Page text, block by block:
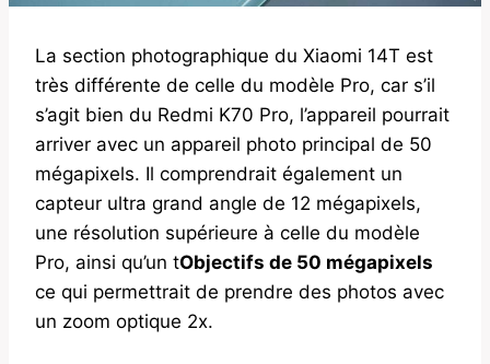
La section photographique du Xiaomi 14T est
très différente de celle du modèle Pro, car s’il
s’agit bien du Redmi K70 Pro, l’appareil pourrait
arriver avec un appareil photo principal de 50
mégapixels. Il comprendrait également un
capteur ultra grand angle de 12 mégapixels,
une résolution supérieure à celle du modèle
Pro, ainsi qu’un tObjectifs de 50 mégapixels
ce qui permettrait de prendre des photos avec
un zoom optique 2x.